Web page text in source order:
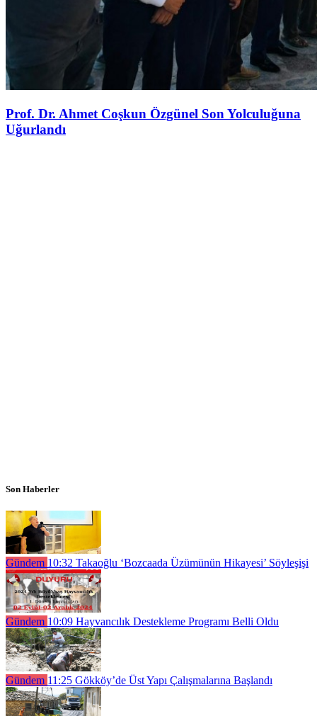
Prof. Dr. Ahmet Coşkun Özgünel Son Yolculuğuna
Uğurlandı
Son Haberler
Gündem 10:32 Takaoğlu ‘Bozcaada Üzümünün Hikayesi’ Söyleşişi
Gündem 10:09 Hayvancılık Destekleme Programı Belli Oldu
Gündem 11:25 Gökköy’de Üst Yapı Çalışmalarına Başlandı